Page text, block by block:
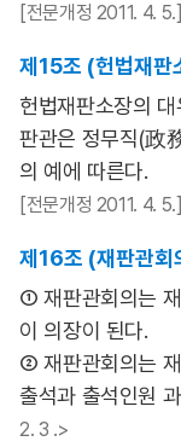
[전문개정 2011. 4. 5.]
제15조 (헌법재판
헌법재판소장의
판관은 정무직(政
의 예에 따른다.
[전문개정 2011. 4. 5.]
제16조 (재판관회
① 재판관회의는
이 의장이 된다.
② 재판관회의는
출석과 출석인원
2. 3 .>